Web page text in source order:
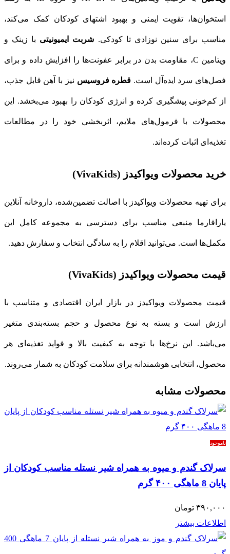
استخوان‌ها، تقویت ایمنی و بهبود اشتهای کودکان کمک می‌کند،
مناسب برای سنین نوزادی تا کودکی. شربت ایمیونیتی با زینک و
ویتامین C، مقاومت بدن در برابر عفونت‌ها را افزایش داده و برای
فصل‌های سرد ایده‌آل است. قطره فروسیس نیز با آهن قابل جذب،
از کم‌خونی پیشگیری کرده و انرژی کودکان را بهبود می‌بخشد. این
محصولات با فرمول‌های ملایم، اثربخشی خود را در مطالعات
تغذیه‌ای اثبات کرده‌اند.
خرید محصولات ویواکیدز (VivaKids)
برای تهیه محصولات ویواکیدز با اصالت تضمین‌شده، داروخانه آنلاین
یارافارما منبعی مناسب برای دسترسی به مجموعه کامل این
مکمل‌ها است. می‌توانید اقلام را به سادگی انتخاب و سفارش دهید.
قیمت محصولات ویواکیدز (VivaKids)
قیمت محصولات ویواکیدز در بازار ایران اقتصادی و متناسب با
ارزش است و بسته به نوع محصول و حجم بسته‌بندی متغیر
می‌باشد. این نرخ‌ها با توجه به کیفیت بالا و فواید تغذیه‌ای هر
محصول، انتخابی هوشمندانه برای سلامت کودکان به شمار می‌روند.
محصولات مشابه
ناموجود
سرلاک گندم و میوه به همراه شیر نستله مناسب کودکان از
پایان 8 ماهگی ۴۰۰ گرم
۳۹۰,۰۰۰ تومان
اطلاعات بیشتر